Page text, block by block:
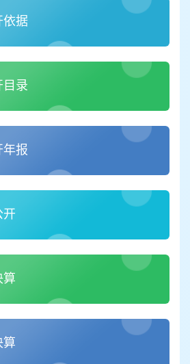
依据
目录
年报
开
算
算